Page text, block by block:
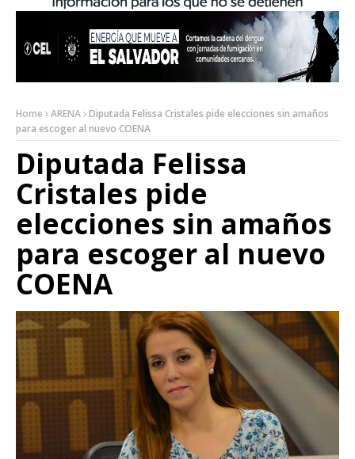
Home ARENA Diputada Felissa Cristales pide elecciones sin amaños
para escoger al nuevo COENA
Diputada Felissa
Cristales pide
elecciones sin amaños
para escoger al nuevo
COENA